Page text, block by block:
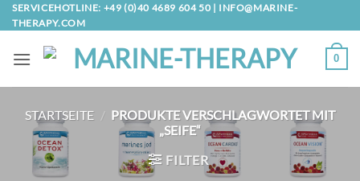
Zum
Inhalt
springen
SERVICEHOTLINE: +49 (0)40 4689 604 50 | INFO@MARINE-
THERAPY.COM
0
STARTSEITE / PRODUKTE VERSCHLAGWORTET MIT
„SEIFE“
FILTER